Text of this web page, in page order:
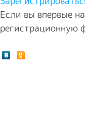
Если вы впервые
регистрационную